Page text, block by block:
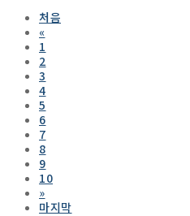
처음
«
1
2
3
4
5
6
7
8
9
10
»
마지막